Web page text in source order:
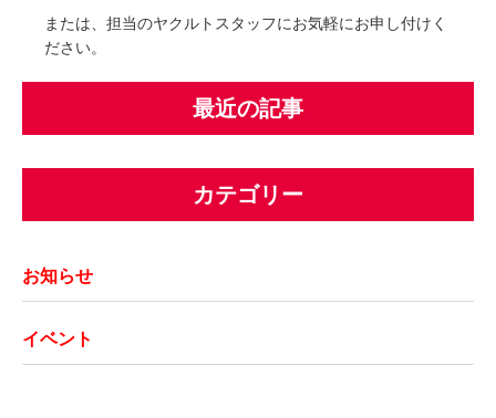
または、担当のヤクルトスタッフにお気軽にお申し付けく
ださい。
最近の記事
カテゴリー
お知らせ
イベント